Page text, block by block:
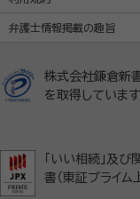
弁護士情報掲載の趣旨
株式会社鎌倉新
を取得しています
「いい相続」及
書（東証プライム